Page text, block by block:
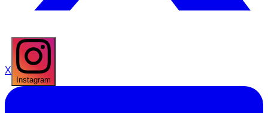
X
Instagram